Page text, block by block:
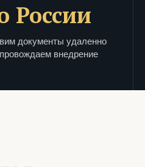
России
документы удаленно
внедрение